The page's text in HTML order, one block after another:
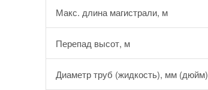
Макс. длина магистрали, м
Перепад высот, м
Диаметр труб (жидкость), мм (дюйм)